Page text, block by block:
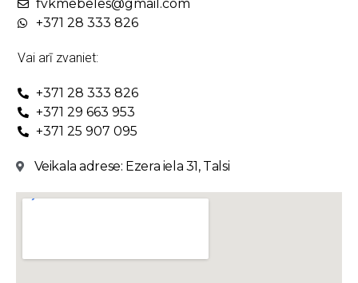
fvkmebeles@gmail.com
+371 28 333 826
Vai arī zvaniet:
+371 28 333 826
+371 29 663 953
+371 25 907 095
Veikala adrese: Ezera iela 31, Talsi